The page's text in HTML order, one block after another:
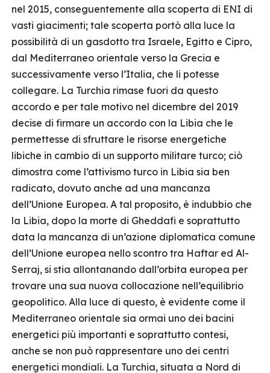
nel 2015, conseguentemente alla scoperta di ENI di
vasti giacimenti; tale scoperta portò alla luce la
possibilità di un gasdotto tra Israele, Egitto e Cipro,
dal Mediterraneo orientale verso la Grecia e
successivamente verso l’Italia, che li potesse
collegare. La Turchia rimase fuori da questo
accordo e per tale motivo nel dicembre del 2019
decise di firmare un accordo con la Libia che le
permettesse di sfruttare le risorse energetiche
libiche in cambio di un supporto militare turco; ciò
dimostra come l’attivismo turco in Libia sia ben
radicato, dovuto anche ad una mancanza
dell’Unione Europea. A tal proposito, è indubbio che
la Libia, dopo la morte di Gheddafi e soprattutto
data la mancanza di un’azione diplomatica comune
dell’Unione europea nello scontro tra Haftar ed Al-
Serraj, si stia allontanando dall’orbita europea per
trovare una sua nuova collocazione nell’equilibrio
geopolitico. Alla luce di questo, è evidente come il
Mediterraneo orientale sia ormai uno dei bacini
energetici più importanti e soprattutto contesi,
anche se non può rappresentare uno dei centri
energetici mondiali. La Turchia, situata a Nord di